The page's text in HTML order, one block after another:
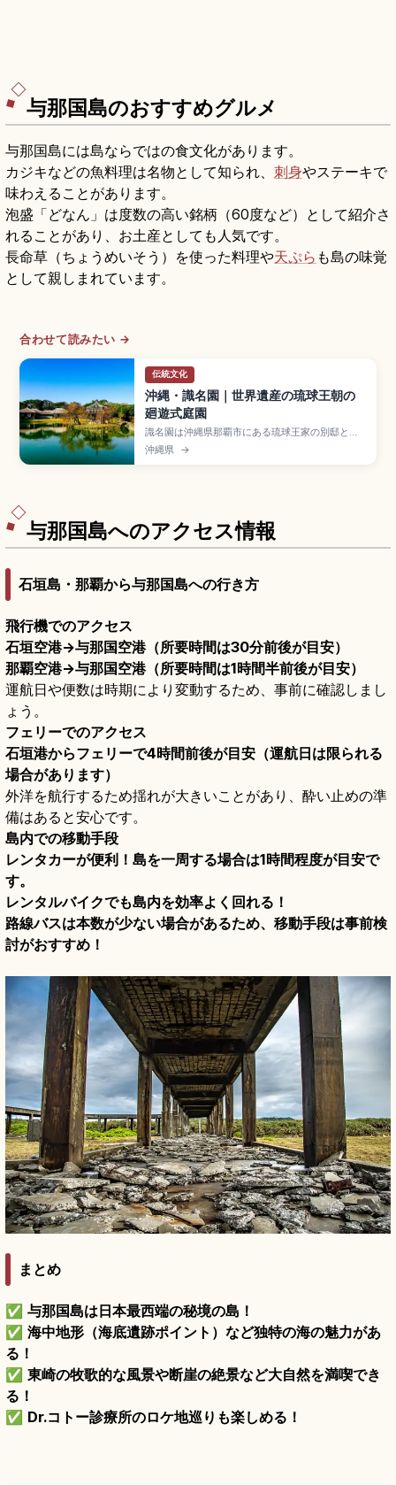
与那国島のおすすめグルメ
与那国島には島ならではの食文化があります。
カジキなどの魚料理は名物として知られ、 刺身やステーキで
味わえることがあります。
泡盛「どなん」は度数の高い銘柄（60度など）として紹介さ
れることがあり、お土産としても人気です。
長命草（ちょうめいそう）を使った料理や天ぷら も島の味覚
として親しまれています。
合わせて読みたい →
伝統文化
沖縄・識名園｜世界遺産の琉球王朝の
廻遊式庭園
識名園は沖縄県那覇市にある琉球王家の別邸とし
て1799年に造営された廻遊式庭園で、世界遺産
「琉球王国のグスク及び関連遺産群」の構成資
沖縄県 →
与那国島へのアクセス情報
石垣島・那覇から与那国島への行き方
飛行機でのアクセス
石垣空港→与那国空港（所要時間は30分前後が目安）
那覇空港→与那国空港（所要時間は1時間半前後が目安）
運航日や便数は時期により変動するため、事前に確認しまし
ょう。
フェリーでのアクセス
石垣港からフェリーで4時間前後が目安（運航日は限られる
場合があります）
外洋を航行するため揺れが大きいことがあり、酔い止めの準
備はあると安心です。
島内での移動手段
レンタカーが便利！島を一周する場合は1時間程度が目安で
す。
レンタルバイクでも島内を効率よく回れる！
路線バスは本数が少ない場合があるため、移動手段は事前検
討がおすすめ！
まとめ
✅ 与那国島は日本最西端の秘境の島！
✅ 海中地形（海底遺跡ポイント）など独特の海の魅力があ
る！
✅ 東崎の牧歌的な風景や断崖の絶景など大自然を満喫でき
る！
✅ Dr.コトー診療所のロケ地巡りも楽しめる！